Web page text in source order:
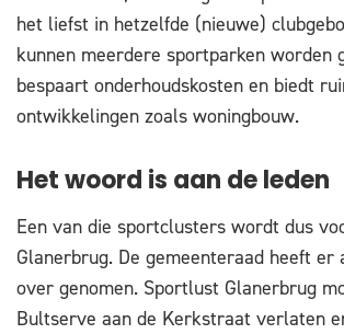
het liefst in hetzelfde (nieuwe)
kunnen meerdere sportparken worden
bespaart onderhoudskosten en biedt
ontwikkelingen zoals woningbouw.
Het woord is aan de leden
Een van die sportclusters wordt dus
Glanerbrug. De gemeenteraad heeft er
over genomen. Sportlust Glanerbrug
Bultserve aan de Kerkstraat verlaten